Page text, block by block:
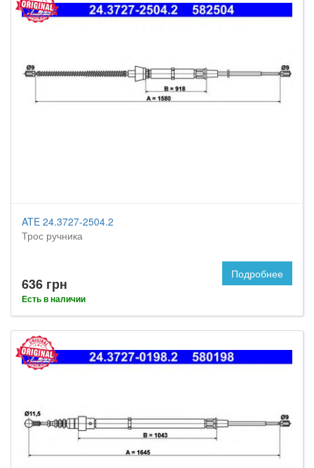
ATE 24.3727-2504.2
Трос ручника
636 грн
Есть в наличии
Подробнее